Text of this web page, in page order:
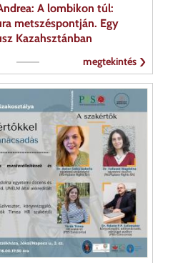
A lombikon túl:
metszéspontján. Egy
Kazahsztánban
megtekintés